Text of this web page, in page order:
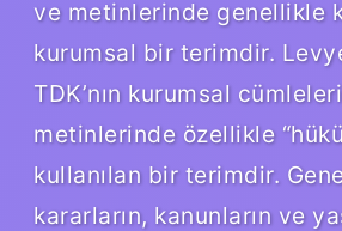
ve metinlerinde genellikle
kurumsal bir terimdir.
TDK’nın kurumsal
metinlerinde özellikle
kullanılan bir terimdir.
kararların, kanunların ve